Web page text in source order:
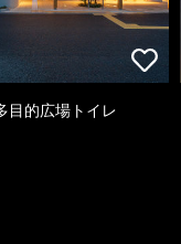
的広場トイレ